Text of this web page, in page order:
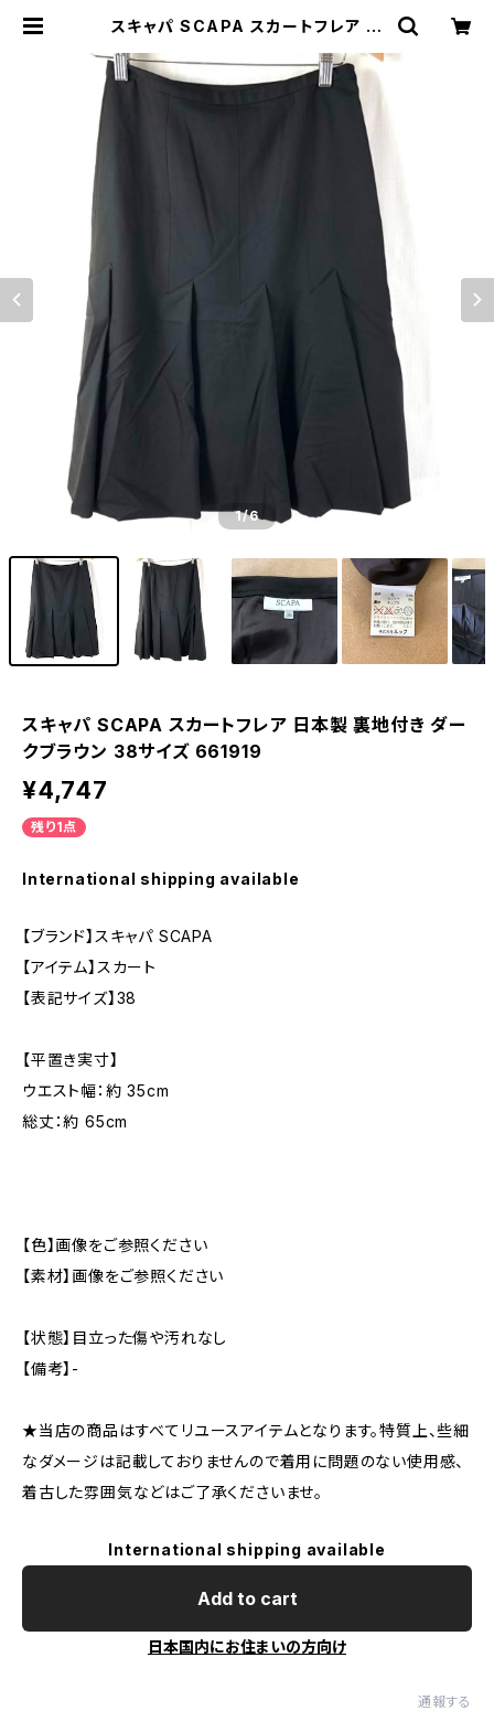
スキャパ SCAPA スカートフレア 日
イズ 661919 | Ethical Store
1/6
スキャパ SCAPA スカートフレア 日本製 裏地付き ダー
クブラウン 38サイズ 661919
¥4,747
残り1点
International shipping available
【ブランド】スキャパ SCAPA
【アイテム】スカート
【表記サイズ】38
【平置き実寸】
ウエスト幅：約 35cm
総丈：約 65cm
【色】画像をご参照ください
【素材】画像をご参照ください
【状態】目立った傷や汚れなし
【備考】-
★当店の商品はすべてリユースアイテムとなります。特質上、些細
なダメージは記載しておりませんので着用に問題のない使用感、
着古した雰囲気などはご了承くださいませ。
International shipping available
Add to cart
日本国内にお住まいの方向け
通報する